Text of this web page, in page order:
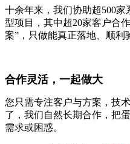
十余年来，我们协助超500
型项目，其中超20家客户合
案”，只做能真正落地、顺利
合作灵活，一起做大
您只需专注客户与方案，技
了，我们自然长期合作，把
需求或困惑。